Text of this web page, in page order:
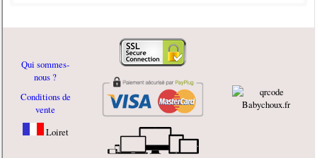
Qui sommes-
nous ?
Conditions de
vente
Loiret